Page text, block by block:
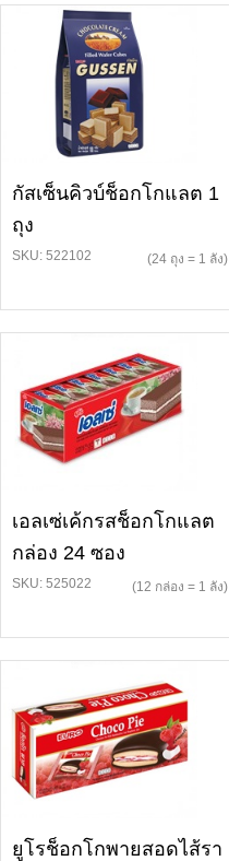
กัสเซ็นคิวบ์ช็อกโกแลต 1
ถุง
SKU: 522102 (24 ถุง = 1 ลัง)
เอลเซ่เค้กรสช็อกโกแลต
กล่อง 24 ซอง
SKU: 525022 (12 กล่อง = 1 ลัง)
ยูโรช็อกโกพายสอดไส้รา